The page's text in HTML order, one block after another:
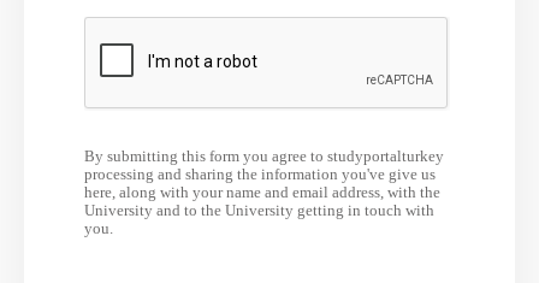
By submitting this form you agree to studyportalturkey
processing and sharing the information you've give us
here, along with your name and email address, with the
University and to the University getting in touch with
you.